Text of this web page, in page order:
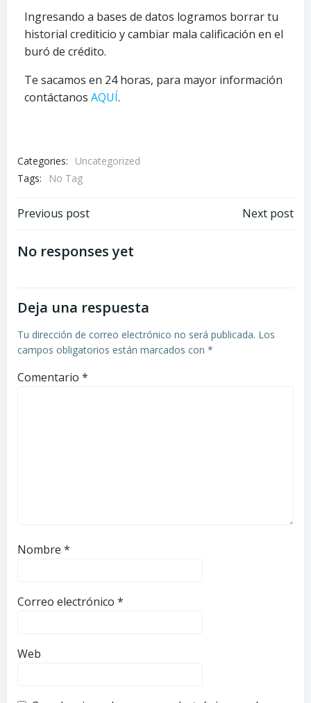
Ingresando a bases de datos logramos borrar tu
historial crediticio y cambiar mala calificación en el
buró de crédito.
Te sacamos en 24 horas, para mayor información
contáctanos AQUÍ.
Categories:
Uncategorized
Tags:
No Tag
Previous post Next post
No responses yet
Deja una respuesta
Tu dirección de correo electrónico no será publicada. Los
campos obligatorios están marcados con *
Comentario *
Nombre *
Correo electrónico *
Web